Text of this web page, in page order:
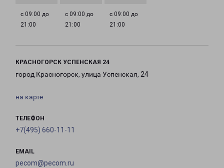
с 09:00 до
21:00
с 09:00 до
21:00
с 09:00 до
21:00
КРАСНОГОРСК УСПЕНСКАЯ 24
город Красногорск, улица Успенская, 24
на карте
ТЕЛЕФОН
+7(495) 660-11-11
EMAIL
pecom@pecom.ru